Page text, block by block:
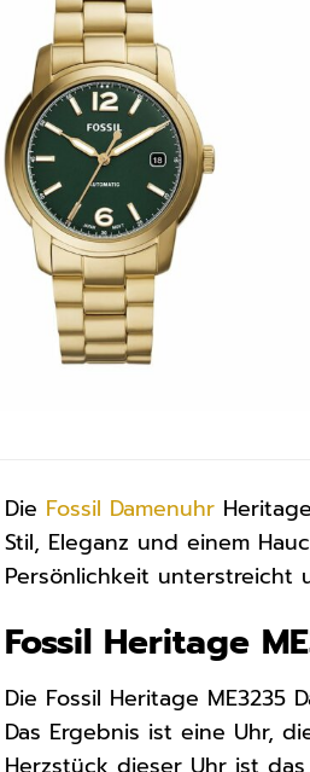
Die Fossil Damenuhr
Stil, Eleganz und einem
Persönlichkeit unterstreicht
Fossil Heritage
Die Fossil Heritage
Das Ergebnis ist eine Uhr,